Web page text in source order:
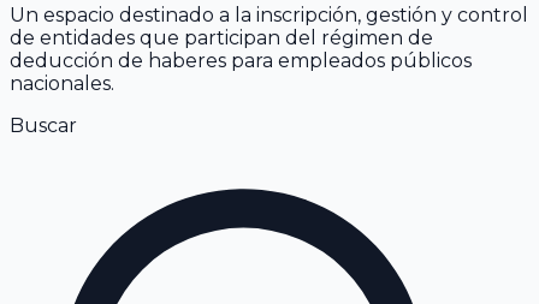
Un espacio destinado a la inscripción, gestión y control
de entidades que participan del régimen de
deducción de haberes para empleados públicos
nacionales.
Buscar